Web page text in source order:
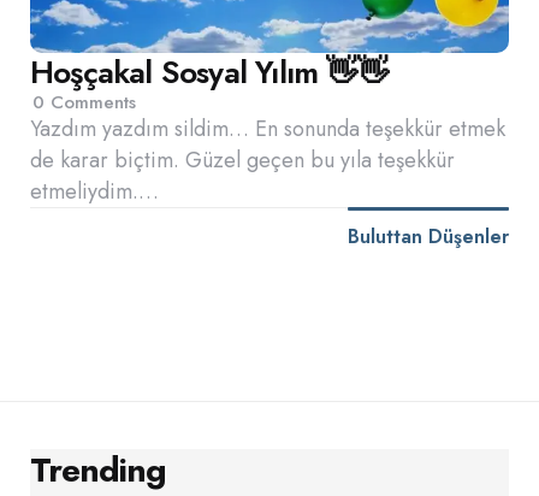
Hoşçakal Sosyal Yılım 👋👋
0 Comments
Yazdım yazdım sildim… En sonunda teşekkür etmek
de karar biçtim. Güzel geçen bu yıla teşekkür
etmeliydim.…
Buluttan Düşenler
Trending